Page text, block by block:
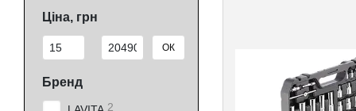
Ціна, грн
Від Ціна, грн
До Ціна, грн ОК
Бренд
2